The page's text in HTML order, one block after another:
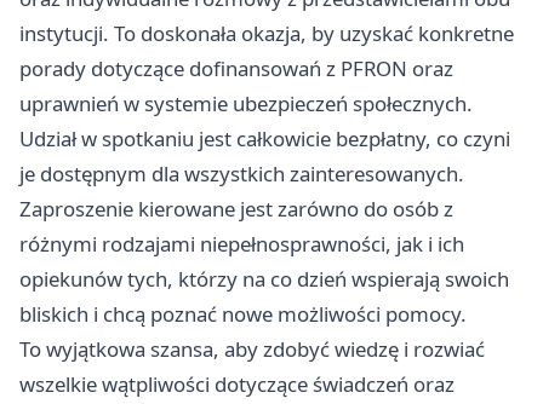
instytucji. To doskonała okazja, by uzyskać konkretne
porady dotyczące dofinansowań z PFRON oraz
uprawnień w systemie ubezpieczeń społecznych.
Udział w spotkaniu jest całkowicie bezpłatny, co czyni
je dostępnym dla wszystkich zainteresowanych.
Zaproszenie kierowane jest zarówno do osób z
różnymi rodzajami niepełnosprawności, jak i ich
opiekunów tych, którzy na co dzień wspierają swoich
bliskich i chcą poznać nowe możliwości pomocy.
To wyjątkowa szansa, aby zdobyć wiedzę i rozwiać
wszelkie wątpliwości dotyczące świadczeń oraz